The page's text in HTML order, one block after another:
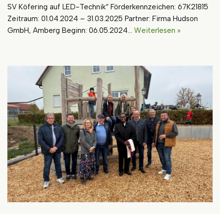
SV Köfering auf LED-Technik“ Förderkennzeichen: 67K21815
Zeitraum: 01.04.2024 – 31.03.2025 Partner: Firma Hudson
GmbH, Amberg Beginn: 06.05.2024… Weiterlesen »